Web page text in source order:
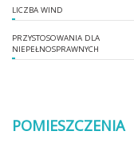
LICZBA WIND
PRZYSTOSOWANIA DLA
NIEPEŁNOSPRAWNYCH
POMIESZCZENIA